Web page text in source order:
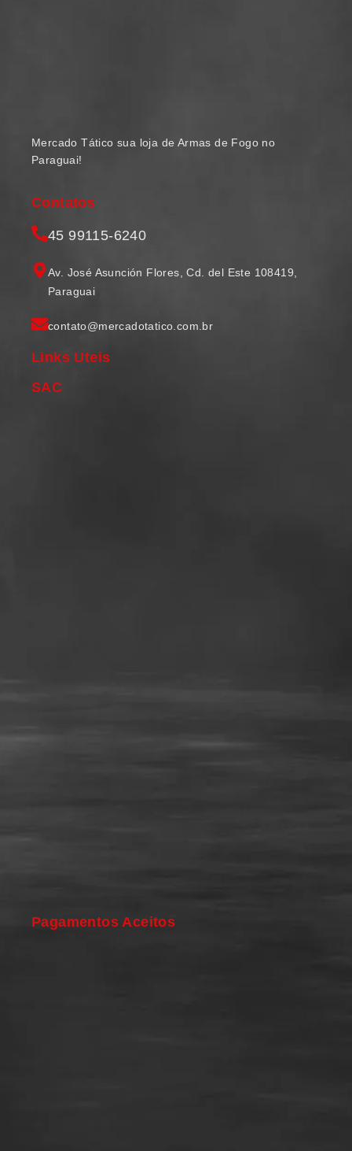
Mercado Tático sua loja de Armas de Fogo no
Paraguai!
Contatos
45 99115-6240
Av. José Asunción Flores, Cd. del Este 108419,
Paraguai
contato@mercadotatico.com.br
Links Uteis
SAC
Pagamentos Aceitos